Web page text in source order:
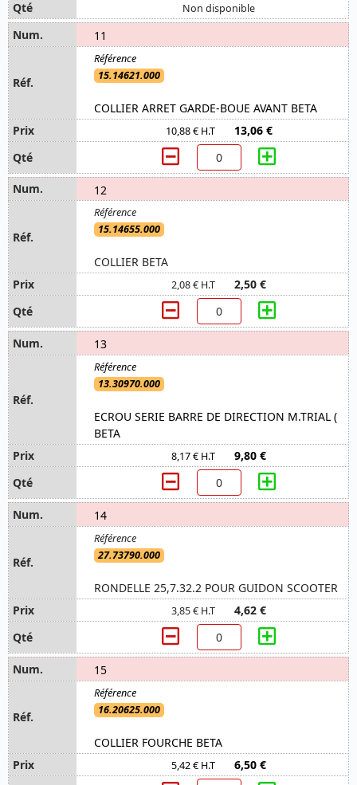
Non disponible
11
15.14621.000
COLLIER ARRET GARDE-BOUE AVANT BETA
10,88 € H.T 13,06 €
12
15.14655.000
COLLIER BETA
2,08 € H.T 2,50 €
13
13.30970.000
ECROU SERIE BARRE DE DIRECTION M.TRIAL (
BETA
8,17 € H.T 9,80 €
14
27.73790.000
RONDELLE 25,7.32.2 POUR GUIDON SCOOTER
3,85 € H.T 4,62 €
15
16.20625.000
COLLIER FOURCHE BETA
5,42 € H.T 6,50 €